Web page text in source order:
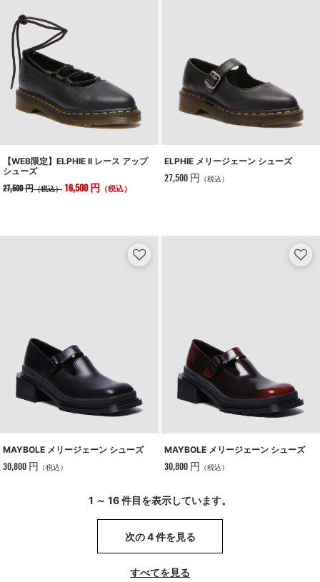
【WEB限定】ELPHIE II レース アップ
シューズ
27,500 円（税込） 16,500 円 （税込）
ELPHIE メリージェーン シューズ
27,500 円 （税込）
MAYBOLE メリージェーン シューズ
30,800 円 （税込）
MAYBOLE メリージェーン シューズ
30,800 円 （税込）
1 ～ 16 件目を表示しています。
次の 4 件を見る
すべてを見る